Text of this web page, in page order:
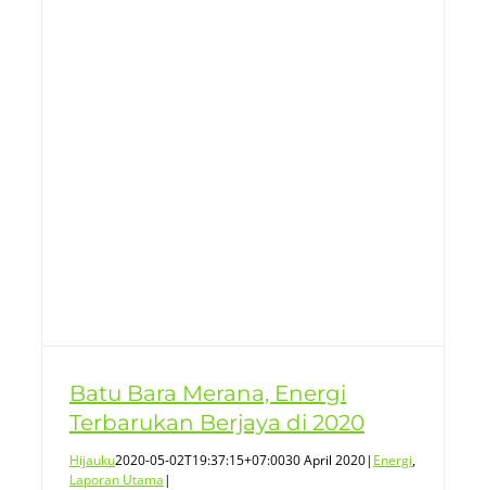
Batu Bara Merana, Energi
Terbarukan Berjaya di 2020
Hijauku2020-05-02T19:37:15+07:0030 April 2020| Energi,
Laporan Utama|